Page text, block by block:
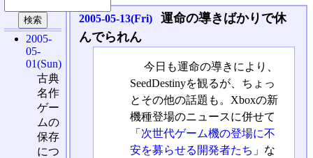
2005-05-13(Fri)
運命の導きばかりで休
んでられん
今日も運命の導きにより、
SeedDestinyを観るが、ちょっ
とその他の話題も。Xboxの新
機種登場のニュースに併せて
「 次世代ゲーム機の登場に不
安を募らせる開発者たち 」な
2005-
05-
01(Sun)
古典
名作
ゲー
ムの
保存
につ